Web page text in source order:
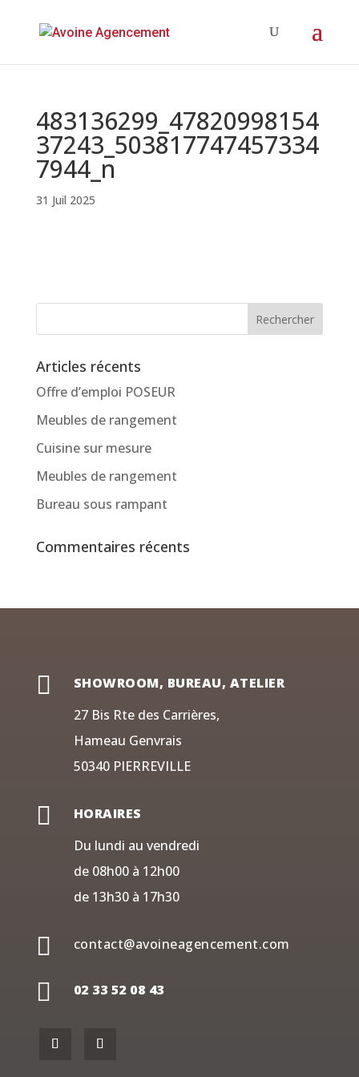
483136299_47820998154
37243_503817747457334
7944_n
31 Juil 2025
Articles récents
Offre d’emploi POSEUR
Meubles de rangement
Cuisine sur mesure
Meubles de rangement
Bureau sous rampant
Commentaires récents

SHOWROOM, BUREAU, ATELIER
27 Bis Rte des Carrières,
Hameau Genvrais
50340 PIERREVILLE

HORAIRES
Du lundi au vendredi
de 08h00 à 12h00
de 13h30 à 17h30
 contact@avoineagencement.com
 02 33 52 08 43